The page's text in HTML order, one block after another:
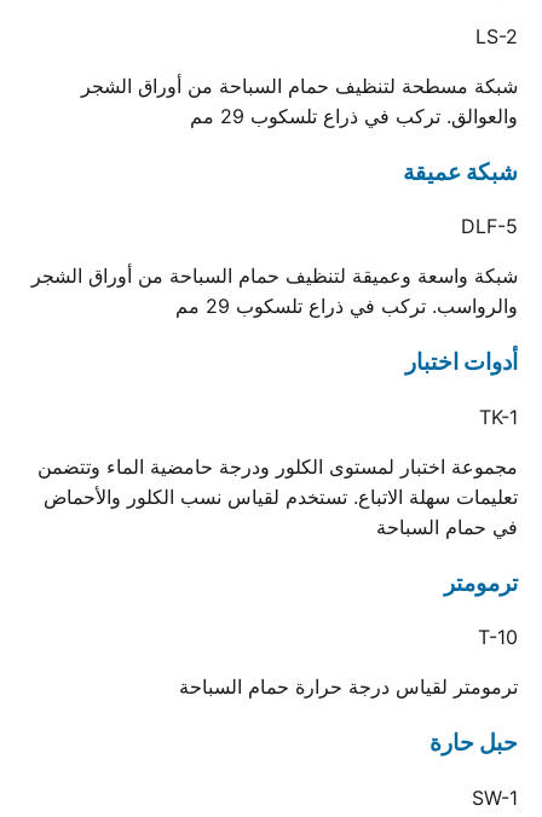
LS-2
شبكة مسطحة لتنظيف حمام السباحة من أوراق الشجر
والعوالق. تركب في ذراع تلسكوب 29 مم
شبكة عميقة
DLF-5
شبكة واسعة وعميقة لتنظيف حمام السباحة من أوراق الشجر
والرواسب. تركب في ذراع تلسكوب 29 مم
أدوات اختبار
TK-1
مجموعة اختبار لمستوى الكلور ودرجة حامضية الماء وتتضمن
تعليمات سهلة الاتباع. تستخدم لقياس نسب الكلور والأحماض
في حمام السباحة
ترمومتر
T-10
ترمومتر لقياس درجة حرارة حمام السباحة
حبل حارة
SW-1